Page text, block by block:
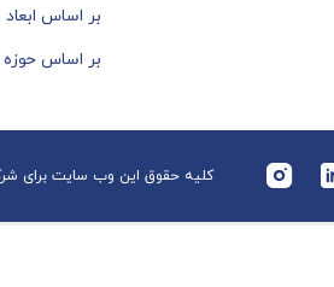
بر اساس ابعاد
بر اساس حوزه
کلیه حقوق این وب سایت برای